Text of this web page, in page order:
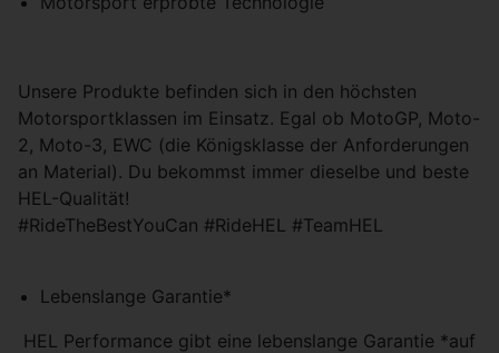
Unsere Produkte befinden sich in den höchsten
Motorsportklassen im Einsatz. Egal ob MotoGP, Moto-
2, Moto-3, EWC (die Königsklasse der Anforderungen
an Material). Du bekommst immer dieselbe und beste
HEL-Qualität!
#RideTheBestYouCan #RideHEL #TeamHEL
Lebenslange Garantie*
HEL Performance gibt eine lebenslange Garantie *auf